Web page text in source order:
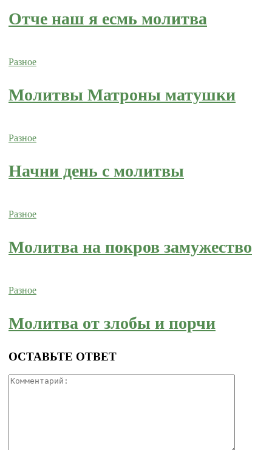
Отче наш я есмь молитва
Разное
Молитвы Матроны матушки
Разное
Начни день с молитвы
Разное
Молитва на покров замужество
Разное
Молитва от злобы и порчи
ОСТАВЬТЕ ОТВЕТ